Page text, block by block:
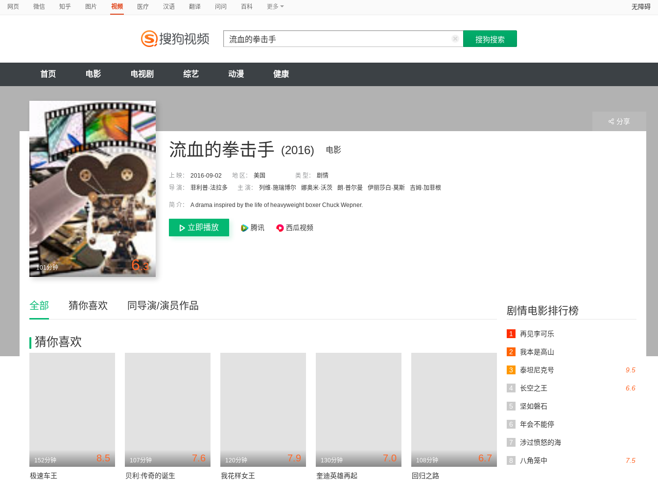
网页 微信 知乎 图片 视频 医疗 汉语 翻译 问问 百科 更多 无障碍
首页 电影 电视剧 综艺 动漫 健康
101分钟 6.3
(2016) 电影
流血的拳击手
上 映： 2016-09-02 地 区： 美国 类 型：
剧情
导 演：
菲利普·法拉多 主 演： 列维·施瑞博尔 娜奥米·沃茨 朗·普尔曼 伊丽莎白·莫斯 吉姆·加菲根
简 介： A drama inspired by the life of heavyweight boxer Chuck Wepner.
立即播放 腾讯 西瓜视频
分享
剧情电影排行榜
1 再见李可乐
2 我本是高山
9.5
3 泰坦尼克号
6.6
4 长空之王
5 坚如磐石
6 年会不能停
7 涉过愤怒的海
7.5
8 八角笼中
全部 猜你喜欢 同导演/演员作品
猜你喜欢
8.5
152分钟
极速车王
7.6
107分钟
贝利:传奇的诞生
7.9
120分钟
我花样女王
7.0
130分钟
奎迪英雄再起
6.7
108分钟
回归之路